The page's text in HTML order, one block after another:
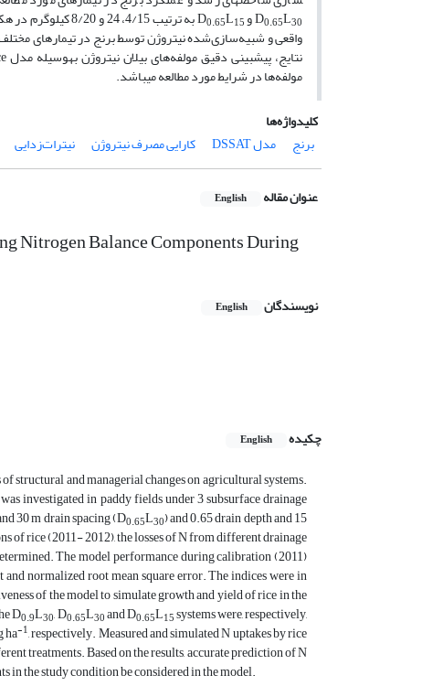
D0.65L30 و D 0.65L15
مولفه‌ها در شرایط مورد مطالعه می­باشد.
کلیدواژه‌ها
برنج
مدل DSSAT کارایی مصرف نیتروژن نیترات‌زدایی
عنوان مقاله English
Nitrogen Balance Components During
نویسندگان English
چکیده
English
and managerial changes on agricultural systems.
investigated in paddy fields under 3 subsurface drainage
30 m drain spacing (D0.65L30) and 0.65 drain depth and 15
of rice (2011- 2012), the losses of N from different drainage
The model performance during calibration (2011)
normalized root mean square error. The indices were in
of the model to simulate growth and yield of rice in the
D0.9L30, D0.65L30and D0.65L15systems were, respectively,
ha-1, respectively. Measured and simulated N uptakes by rice
treatments. Based on the results, accurate prediction of N
in the study condition be considered in the model.